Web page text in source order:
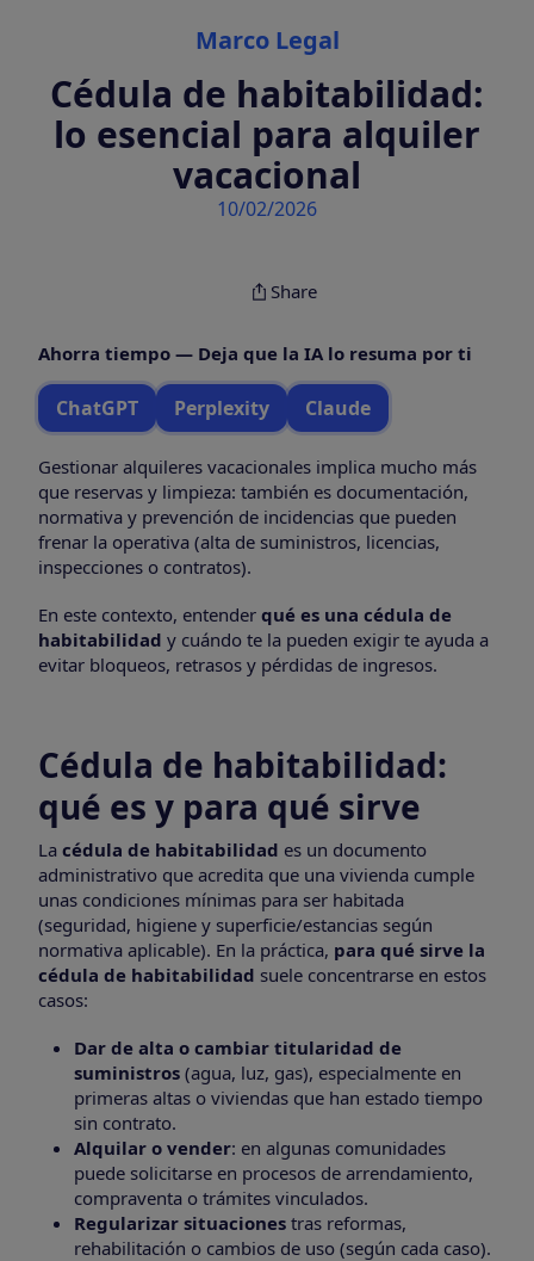
Categories
Marco Legal
Cédula de habitabilidad:
lo esencial para alquiler
vacacional
10/02/2026
Share
Ahorra tiempo — Deja que la IA lo resuma por ti
ChatGPT Perplexity Claude
Gestionar alquileres vacacionales implica mucho más
que reservas y limpieza: también es documentación,
normativa y prevención de incidencias que pueden
frenar la operativa (alta de suministros, licencias,
inspecciones o contratos).
En este contexto, entender qué es una cédula de
habitabilidad y cuándo te la pueden exigir te ayuda a
evitar bloqueos, retrasos y pérdidas de ingresos.
Cédula de habitabilidad:
qué es y para qué sirve
La cédula de habitabilidad es un documento
administrativo que acredita que una vivienda cumple
unas condiciones mínimas para ser habitada
(seguridad, higiene y superficie/estancias según
normativa aplicable). En la práctica, para qué sirve la
cédula de habitabilidad suele concentrarse en estos
casos:
Dar de alta o cambiar titularidad de
suministros (agua, luz, gas), especialmente en
primeras altas o viviendas que han estado tiempo
sin contrato.
Alquilar o vender: en algunas comunidades
puede solicitarse en procesos de arrendamiento,
compraventa o trámites vinculados.
Regularizar situaciones tras reformas,
rehabilitación o cambios de uso (según cada caso).